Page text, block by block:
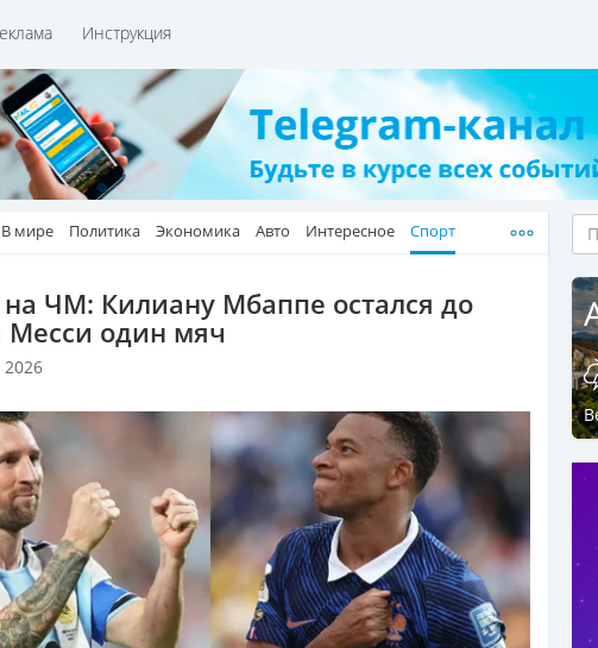
Инструкция
В мире Политика Экономика Авто Интересное Спорт
на ЧМ: Килиану Мбаппе остался до
Месси один мяч